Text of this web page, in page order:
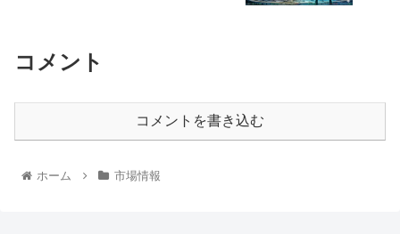
コメント
コメントを書き込む
ホーム 市場情報